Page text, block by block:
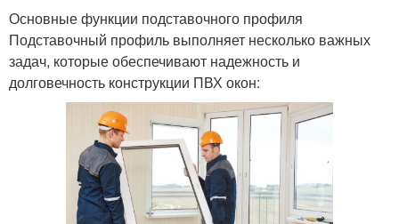
Основные функции подставочного профиля
Подставочный профиль выполняет несколько важных
задач, которые обеспечивают надежность и
долговечность конструкции ПВХ окон: